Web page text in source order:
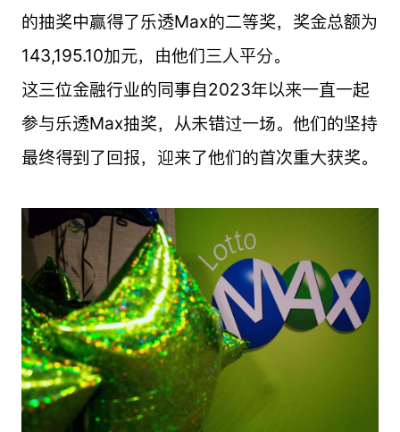
的抽奖中赢得了乐透Max的二等奖，奖金总额为
143,195.10加元，由他们三人平分。
这三位金融行业的同事自2023年以来一直一起
参与乐透Max抽奖，从未错过一场。他们的坚持
最终得到了回报，迎来了他们的首次重大获奖。